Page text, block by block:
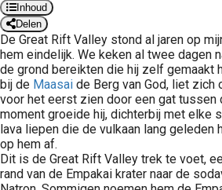
Inhoud
Delen
De Great Rift Valley stond al jaren op
hem eindelijk. We keken al twee dagen
de grond bereikten die hij zelf gemaakt
bij de Maasai de Berg van God, liet
voor het eerst zien door een gat tussen
moment groeide hij, dichterbij met elke
lava liepen die de vulkaan lang geleden
op hem af.
Dit is de Great Rift Valley trek te voet,
rand van de Empakai krater naar de